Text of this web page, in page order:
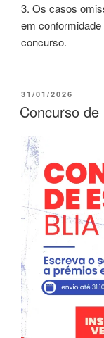
3. Os casos
em
concurso.
31/01/2026
Concurso